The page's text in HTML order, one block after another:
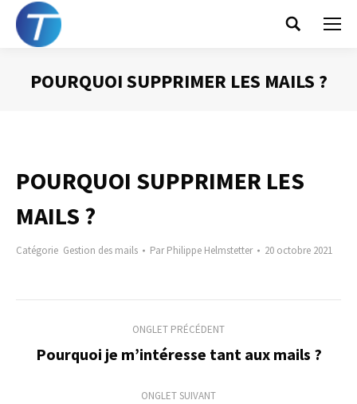
Search:
POURQUOI SUPPRIMER LES MAILS ?
POURQUOI SUPPRIMER LES
MAILS ?
Catégorie Gestion des mails ParPhilippe Helmstetter 20 octobre 2021
de
commentaire
ONGLET PRÉCÉDENT
Onglet
Pourquoi je m’intéresse tant aux mails ?
ONGLET SUIVANT